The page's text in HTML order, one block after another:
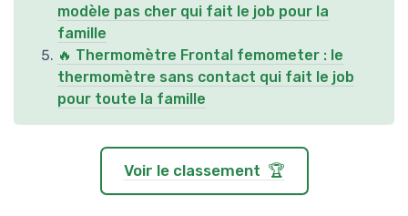
modèle pas cher qui fait le job pour la
famille
🔥 Thermomètre Frontal femometer : le
thermomètre sans contact qui fait le job
pour toute la famille
Voir le classement 🏆